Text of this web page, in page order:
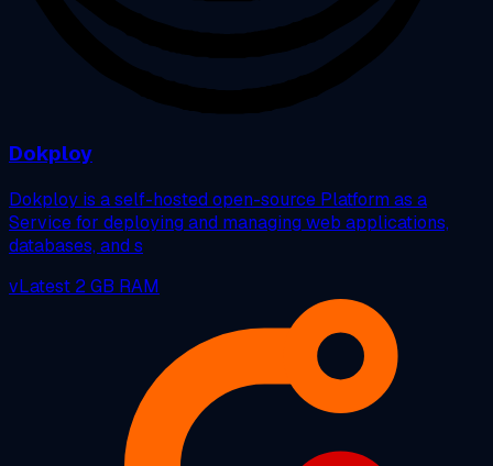
Dokploy
Dokploy is a self-hosted open-source Platform as a
Service for deploying and managing web applications,
databases, and s
vLatest 2 GB RAM